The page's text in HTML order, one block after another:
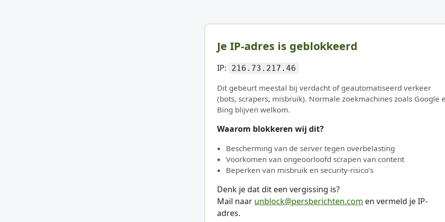
Je IP-adres is geblokkeerd
IP: 216.73.217.46
Dit gebeurt meestal bij verdacht of geautomatiseerd verkeer
(bots, scrapers, misbruik). Normale zoekmachines zoals Google
Bing blijven welkom.
Waarom blokkeren wij dit?
Bescherming van de server tegen overbelasting
Voorkomen van ongeoorloofd scrapen van content
Beperken van misbruik en security-risico’s
Denk je dat dit een vergissing is?
Mail naar unblock@persberichten.com en vermeld je IP-
adres.